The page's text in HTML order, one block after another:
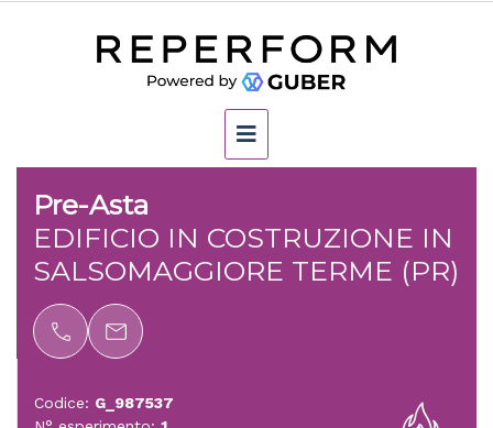
Pre-Asta
EDIFICIO IN COSTRUZIONE IN
SALSOMAGGIORE TERME (PR)
Codice: G_987537